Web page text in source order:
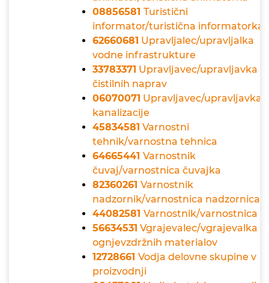
08856581 Turistični
informator/turistična informatorka
62660681 Upravljalec/upravljalka
vodne infrastrukture
33783371 Upravljavec/upravljavka
čistilnih naprav
06070071 Upravljavec/upravljavka
kanalizacije
45834581 Varnostni
tehnik/varnostna tehnica
64665441 Varnostnik
čuvaj/varnostnica čuvajka
82360261 Varnostnik
nadzornik/varnostnica nadzornica
44082581 Varnostnik/varnostnica
56634531 Vgrajevalec/vgrajevalka
ognjevzdržnih materialov
12728661 Vodja delovne skupine v
proizvodnji